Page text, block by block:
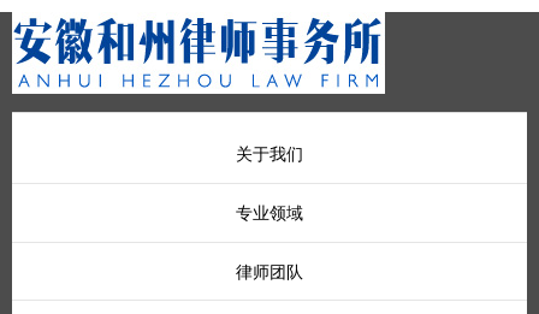
关于我们
专业领域
律师团队